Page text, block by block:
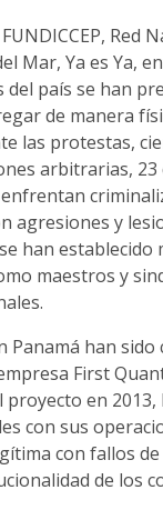
Red
Mar, Ya es Ya,
país se han
de manera
las protestas,
arbitrarias, 23
agresiones y
han establecido
maestros y
Panamá han sido
First
en 2013,
con sus
con fallos
de los